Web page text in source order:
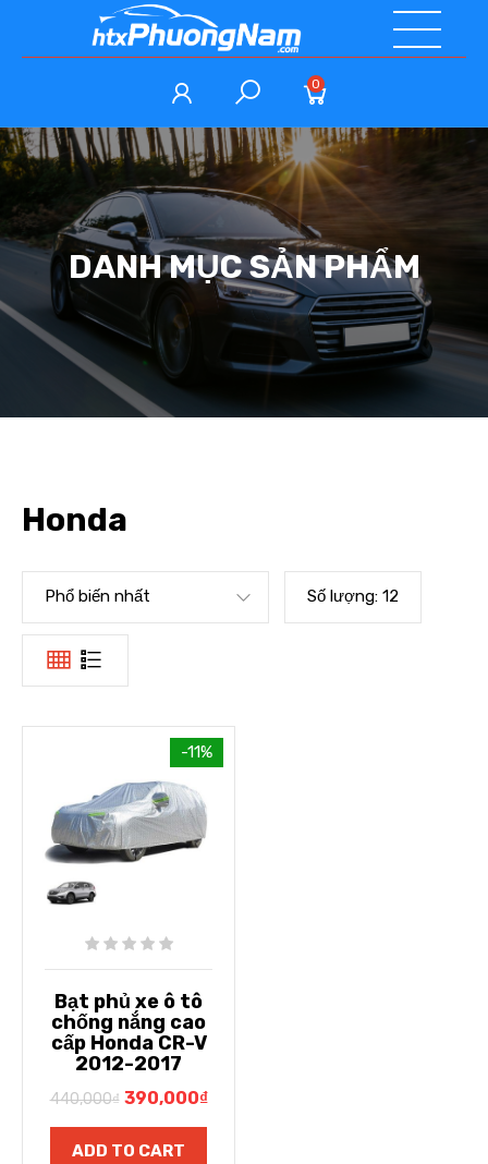
0
DANH MỤC SẢN PHẨM
Honda
Phổ biến nhất Số lượng: 12
-11%
Bạt phủ xe ô tô
chống nắng cao
cấp Honda CR-V
2012-2017
440,000₫ 390,000₫
ADD TO CART